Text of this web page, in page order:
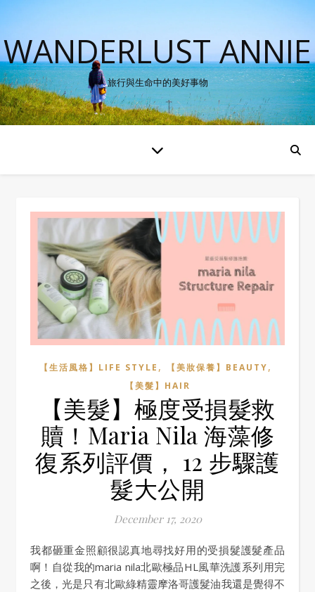
WANDERLUST ANNIE
旅行與生命中的美好事物
【生活風格】LIFE STYLE , 【美妝保養】BEAUTY,
【美髮】HAIR
【美髮】極度受損髮救
贖！Maria Nila 海藻修
復系列評價， 12 步驟護
髮大公開
December 17, 2020
我都砸重金照顧很認真地尋找好用的受損髮護髮產品
啊！自從我的maria nila北歐極品HL風華洗護系列用完
之後，光是只有北歐綠精靈摩洛哥護髮油我還是覺得不